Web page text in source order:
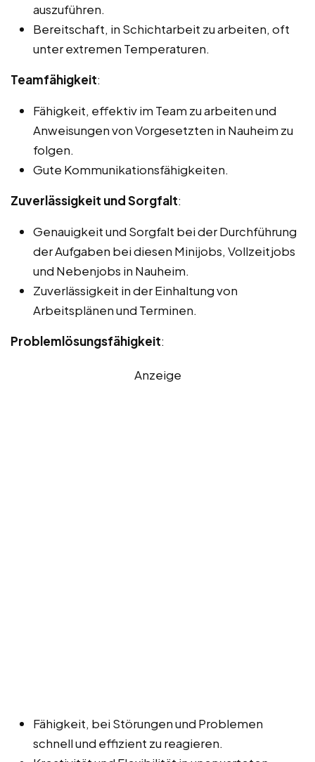
auszuführen.
Bereitschaft, in Schichtarbeit zu arbeiten, oft
unter extremen Temperaturen.
Teamfähigkeit:
Fähigkeit, effektiv im Team zu arbeiten und
Anweisungen von Vorgesetzten in Nauheim zu
folgen.
Gute Kommunikationsfähigkeiten.
Zuverlässigkeit und Sorgfalt:
Genauigkeit und Sorgfalt bei der Durchführung
der Aufgaben bei diesen Minijobs, Vollzeitjobs
und Nebenjobs in Nauheim.
Zuverlässigkeit in der Einhaltung von
Arbeitsplänen und Terminen.
Problemlösungsfähigkeit:
Anzeige
Fähigkeit, bei Störungen und Problemen
schnell und effizient zu reagieren.